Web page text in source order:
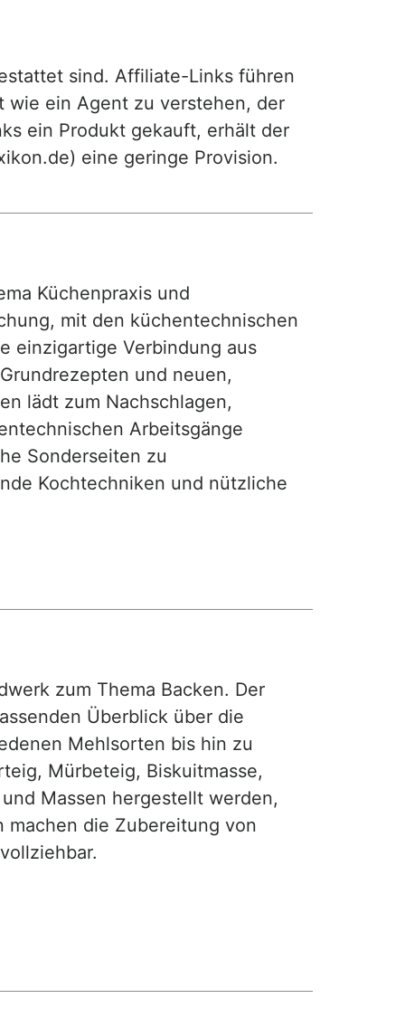
sind. Affiliate-Links führen
wie ein Agent zu verstehen, der
ein Produkt gekauft, erhält der
eine geringe Provision.
Küchenpraxis und
mit den küchentechnischen
einzigartige Verbindung aus
und neuen,
lädt zum Nachschlagen,
Arbeitsgänge
Sonderseiten zu
Kochtechniken und nützliche
zum Thema Backen. Der
Überblick über die
Mehlsorten bis hin zu
Mürbeteig, Biskuitmasse,
Massen hergestellt werden,
die Zubereitung von